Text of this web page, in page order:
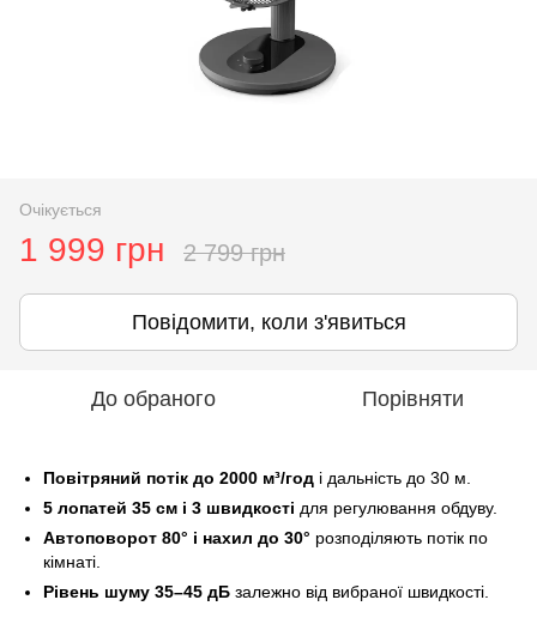
Очікується
1 999 грн 2 799 грн
Повідомити, коли з'явиться
До обраного Порівняти
Повітряний потік до 2000 м³/год і дальність до 30 м.
5 лопатей 35 см і 3 швидкості для регулювання обдуву.
Автоповорот 80° і нахил до 30° розподіляють потік по
кімнаті.
Рівень шуму 35–45 дБ залежно від вибраної швидкості.